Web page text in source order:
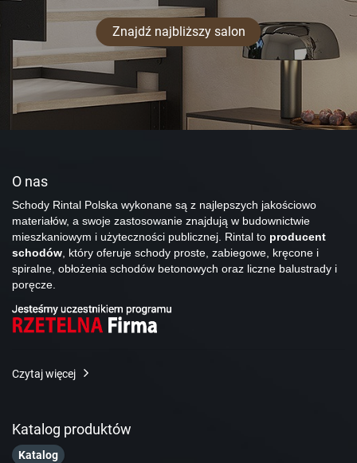
Znajdź najbliższy salon
O nas
Schody Rintal Polska wykonane są z najlepszych jakościowo
materiałów, a swoje zastosowanie znajdują w budownictwie
mieszkaniowym i użyteczności publicznej. Rintal to producent
schodów, który oferuje schody proste, zabiegowe, kręcone i
spiralne, obłożenia schodów betonowych oraz liczne balustrady i
poręcze.
Czytaj więcej
Katalog produktów
Katalog